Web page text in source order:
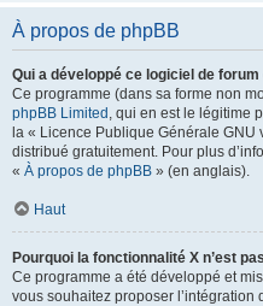
À propos de phpBB
Qui a développé ce logiciel de
Ce programme (dans sa forme non
phpBB Limited , qui en est le légitime
la « Licence Publique Générale GNU
distribué gratuitement. Pour plus
« À propos de phpBB » (en anglais).
Haut
Pourquoi la fonctionnalité X n’est
Ce programme a été développé et
vous souhaitez proposer